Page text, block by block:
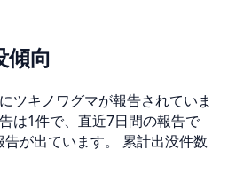
傾向
ツキノワグマが報告されていま
は1件で、直近7日間の報告で
が出ています。 累計出没件数